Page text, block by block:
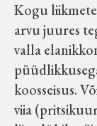
Kogu liikmete
arvu juures
valla
koosseisus.
viia